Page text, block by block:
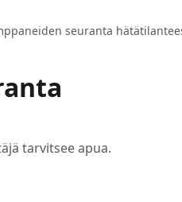
seuranta
tarvitsee apua.